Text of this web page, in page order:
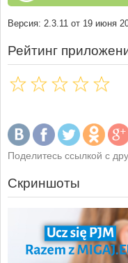
Версия: 2.3.11 от 19 июня
Рейтинг
Поделитесь ссылкой с
Скриншоты